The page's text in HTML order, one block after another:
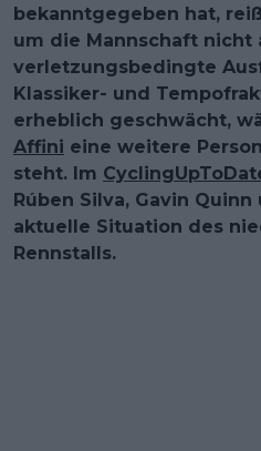
bekanntgegeben hat,
um die Mannschaft nicht
verletzungsbedingte
Klassiker- und
erheblich geschwächt,
Affini eine weitere
steht. Im
Rúben Silva, Gavin
aktuelle Situation des
Rennstalls.